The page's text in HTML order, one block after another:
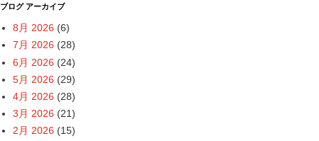
ブログ アーカイブ
8月 2026 (6)
7月 2026 (28)
6月 2026 (24)
5月 2026 (29)
4月 2026 (28)
3月 2026 (21)
2月 2026 (15)